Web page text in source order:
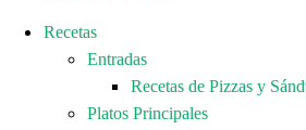
Recetas
Entradas
Recetas de Pizzas y
Platos Principales